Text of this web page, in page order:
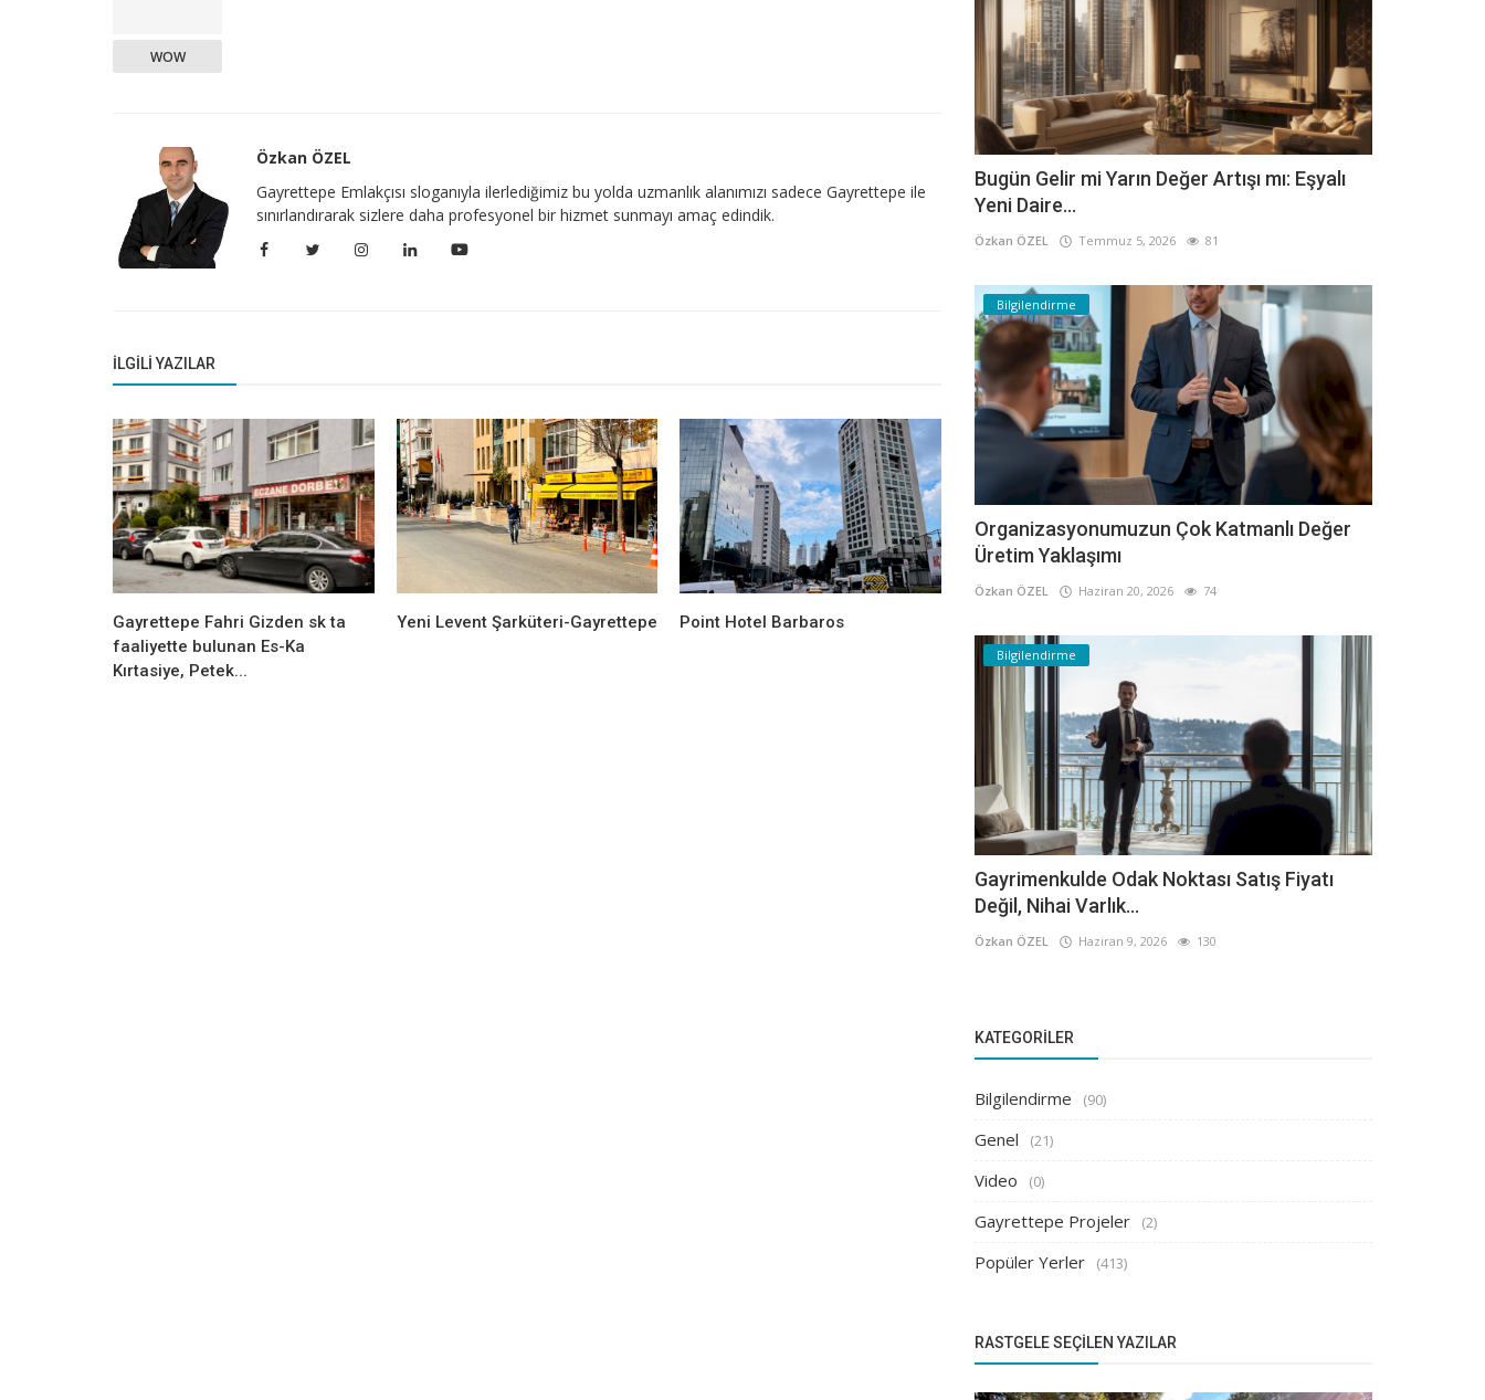
WOW
Özkan ÖZEL
Gayrettepe Emlakçısı sloganıyla ilerlediğimiz bu yolda uzmanlık alanımızı sadece Gayrettepe ile
sınırlandırarak sizlere daha profesyonel bir hizmet sunmayı amaç edindik.
İLGILI YAZILAR
Gayrettepe Fahri Gizden sk ta
faaliyette bulunan Es-Ka
Kırtasiye, Petek...
Yeni Levent Şarküteri-Gayrettepe Point Hotel Barbaros
Bugün Gelir mi Yarın Değer Artışı mı: Eşyalı
Yeni Daire...
Özkan ÖZEL Temmuz 5, 2026 81
Bilgilendirme
Organizasyonumuzun Çok Katmanlı Değer
Üretim Yaklaşımı
Özkan ÖZEL Haziran 20, 2026 74
Bilgilendirme
Gayrimenkulde Odak Noktası Satış Fiyatı
Değil, Nihai Varlık...
Özkan ÖZEL Haziran 9, 2026 130
KATEGORILER
Bilgilendirme (90)
Genel (21)
Video (0)
Gayrettepe Projeler (2)
Popüler Yerler (413)
RASTGELE SEÇILEN YAZILAR